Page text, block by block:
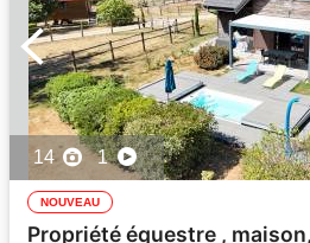
14 1
NOUVEAU
Propriété équestre ,